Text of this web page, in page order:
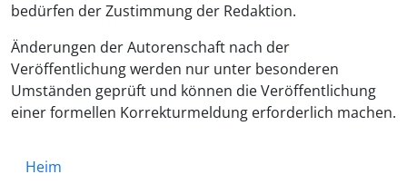
bedürfen der Zustimmung der Redaktion.
Änderungen der Autorenschaft nach der
Veröffentlichung werden nur unter besonderen
Umständen geprüft und können die Veröffentlichung
einer formellen Korrekturmeldung erforderlich machen.
Heim